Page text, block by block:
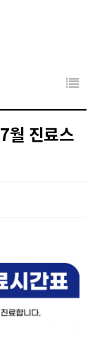
월 진료스